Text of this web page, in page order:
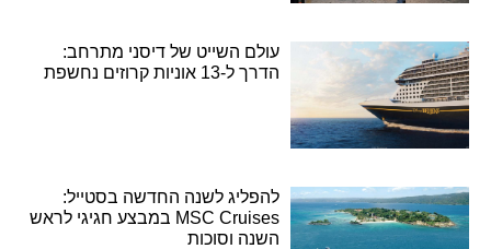
עולם השייט של דיסני מתרחב:
הדרך ל-13 אוניות קרוזים נחשפת
להפליג לשנה החדשה בסטייל:
MSC Cruises במבצע חגיגי לראש
השנה וסוכות